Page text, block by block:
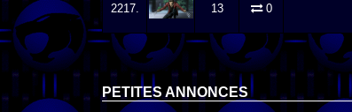
2217. 13 0
PETITES ANNONCES